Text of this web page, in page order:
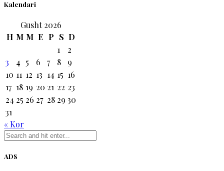
Kalendari
Gusht 2026
H M M E P S D
1
2
3
4 5 6 7 8
9
10 11 12 13 14 15 16
17 18 19 20 21 22 23
24 25 26 27 28 29 30
31
« Kor
ADS